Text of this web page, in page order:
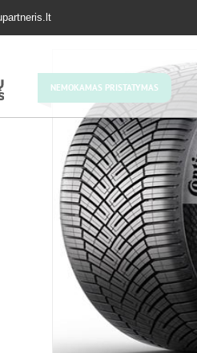
NEMOKAMAS PRISTATYMAS